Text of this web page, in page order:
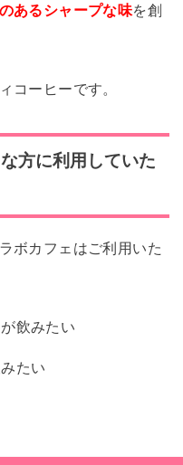
あるシャープな味を創
コーヒーです。
方に利用していた
ボカフェはご利用いた
飲みたい
たい